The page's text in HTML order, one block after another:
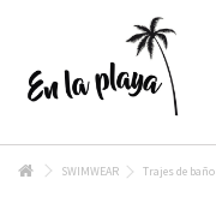
SWIMWEAR Trajes de baño